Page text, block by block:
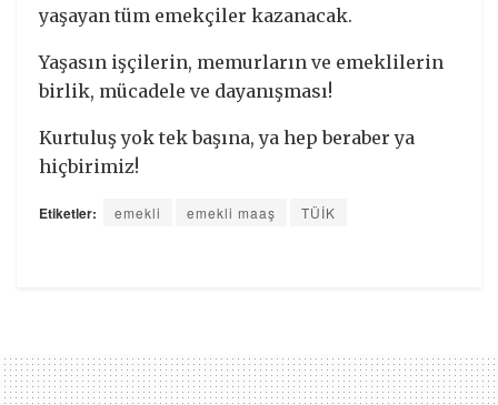
yaşayan tüm emekçiler kazanacak.
Yaşasın işçilerin, memurların ve emeklilerin
birlik, mücadele ve dayanışması!
Kurtuluş yok tek başına, ya hep beraber ya
hiçbirimiz!
Etiketler: emekli emekli maaş TÜİK